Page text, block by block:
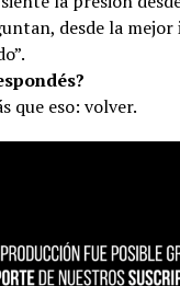
la presión
desde la
que eso: volver.